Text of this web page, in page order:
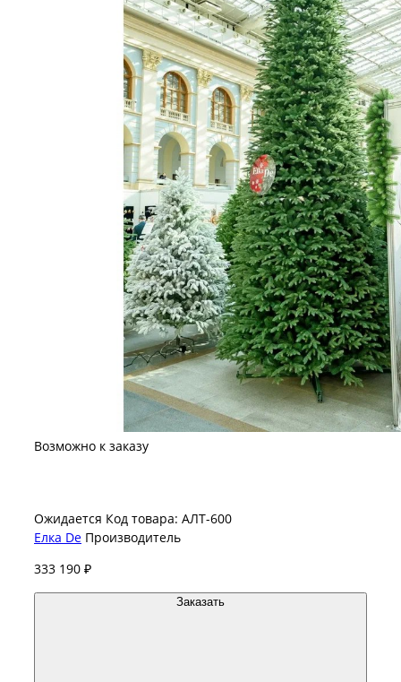
Возможно к заказу
Ожидается Код товара: АЛТ-600
Елка De Производитель
333 190 ₽
Заказать